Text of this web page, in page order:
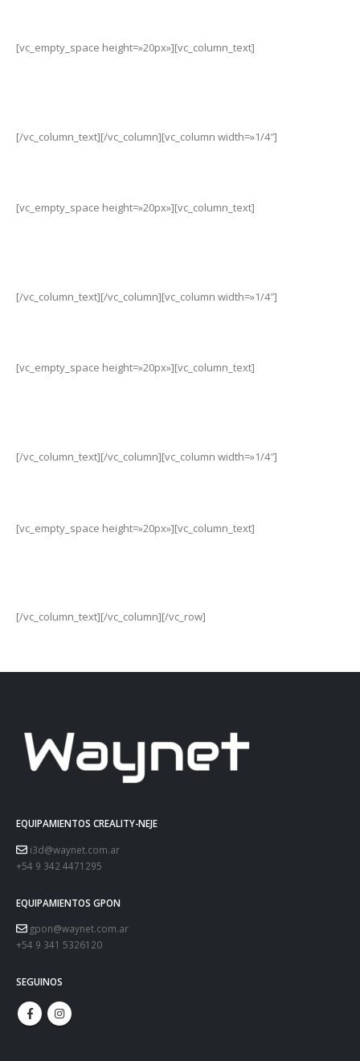
[vc_empty_space height=»20px»][vc_column_text]
[/vc_column_text][/vc_column][vc_column width=»1/4″]
[vc_empty_space height=»20px»][vc_column_text]
[/vc_column_text][/vc_column][vc_column width=»1/4″]
[vc_empty_space height=»20px»][vc_column_text]
[/vc_column_text][/vc_column][vc_column width=»1/4″]
[vc_empty_space height=»20px»][vc_column_text]
[/vc_column_text][/vc_column][/vc_row]
EQUIPAMIENTOS CREALITY-NEJE
i3d@waynet.com.ar
+54 9 342 4471295
EQUIPAMIENTOS GPON
gpon@waynet.com.ar
+54 9 341 5326120
SEGUINOS